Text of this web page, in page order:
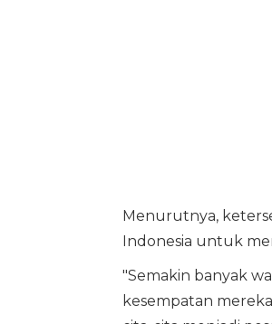
Menurutnya,
Indonesia untuk
"Semakin banyak
kesempatan